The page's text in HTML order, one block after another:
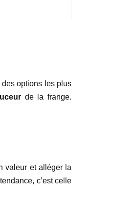
des options les plus
de la frange.
valeur et alléger la
c’est celle